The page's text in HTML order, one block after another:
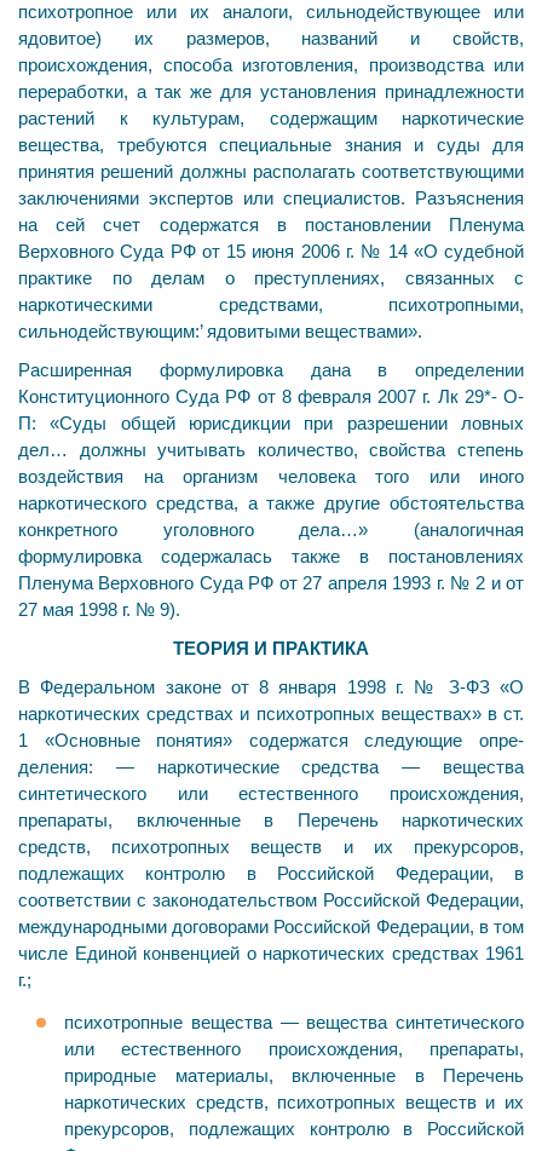
психотропное или их аналоги, сильнодействующее или
ядовитое) их размеров, названий и свойств,
происхождения, способа изготовления, производства или
перера­ботки, а так же для установления принадлежности
ра­стений к культурам, содержащим наркотические
вещества, требуются специальные знания и суды для
принятия ре­шений должны располагать соответствующими
за­ключениями экспертов или специалистов. Разъяснения
на сей счет содержатся в постановлении Пленума
Верховного Суда РФ от 15 июня 2006 г. № 14 «О судебной
практике по делам о преступлениях, связанных с
наркотическими средствами, психотропными,
сильнодействующим:’ ядовитыми веществами».
Расширенная формулировка дана в определении
Конституционного Суда РФ от 8 февраля 2007 г. Лк 29*- О-
П: «Суды общей юрисдикции при разрешении ловных
дел… должны учитывать количество, свойства степень
воздействия на организм человека того или ино­го
наркотического средства, а также другие обстоя­тельства
конкретного уголовного дела…» (аналогичная
формулировка содержалась также в постановлениях
Пленума Верховного Суда РФ от 27 апреля 1993 г. № 2 и от
27 мая 1998 г. № 9).
ТЕОРИЯ И ПРАКТИКА
В Федеральном законе от 8 января 1998 г. № З-ФЗ «О
наркотических средствах и психотропных веществах» в ст.
1 «Основные понятия» содержатся следующие опре­
деления: — наркотические средства — вещества
синтетиче­ского или естественного происхождения,
препараты, включенные в Перечень наркотических
средств, психот­ропных веществ и их прекурсоров,
подлежащих контро­лю в Российской Федерации, в
соответствии с законода­тельством Российской Федерации,
международными до­говорами Российской Федерации, в том
числе Единой конвенцией о наркотических средствах 1961
г.;
психотропные вещества — вещества синтетиче­ского
или естественного происхождения, препараты,
природные материалы, включенные в Перечень
наркотиче­ских средств, психотропных веществ и их
прекурсоров, подлежащих контролю в Российской